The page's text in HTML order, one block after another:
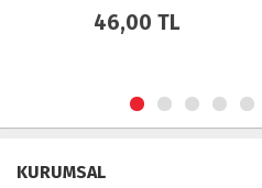
Ampul
46,00 TL
KURUMSAL